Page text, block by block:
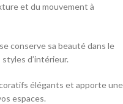
et du mouvement à
conserve sa beauté dans le
d’intérieur.
élégants et apporte une
espaces.